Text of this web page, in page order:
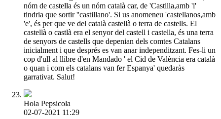
nóm de castella és un nóm català car, de 'Castilla,amb 'i'
tindria que sortir ''castillano'. Si us anomeneu 'castellanos,amb
'e', és per que ve del català castellà o terra de castells. El
castellà o castlà era el senyor del castell i castella, és una terra
de senyors de castells que depenian dels comtes Catalans
inicialment i que després es van anar independitzant. Fes-li un
cop d'ull al llibre d'en Mandado ' el Cid de València era català
o quan i com els catalans van fer Espanya' quedaràs
garrativat. Salut!
Hola Pepsicola
02-07-2021 11:29